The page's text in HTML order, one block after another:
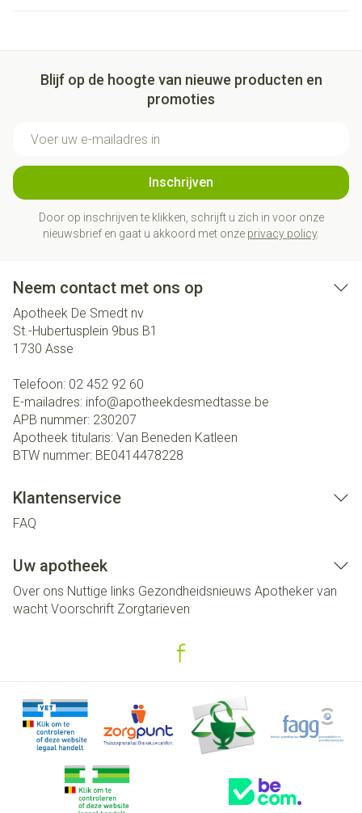
Blijf op de hoogte van nieuwe producten en
promoties
Inschrijven
Door op inschrijven te klikken, schrijft u zich in voor onze
nieuwsbrief en gaat u akkoord met onze privacy policy.
Neem contact met ons op
Apotheek De Smedt nv
St.-Hubertusplein 9bus B1
1730 Asse
Telefoon: 02 452 92 60
E-mailadres: info@apotheekdesmedtasse.be
APB nummer: 230207
Apotheek titularis: Van Beneden Katleen
BTW nummer: BE0414478228
Klantenservice
FAQ
Uw apotheek
Over ons Nuttige links Gezondheidsnieuws Apotheker van
wacht Voorschrift Zorgtarieven